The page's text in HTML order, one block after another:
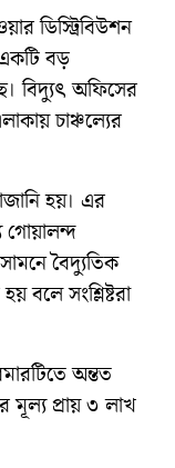
ডিস্ট্রিবিউশন
বড়
বিদ্যুৎ অফিসের
চাঞ্চল্যের
হয়। এর
বৈদ্যুতিক
বলে সংশ্লিষ্টরা
অন্তত
মূল্য প্রায় ৩ লাখ